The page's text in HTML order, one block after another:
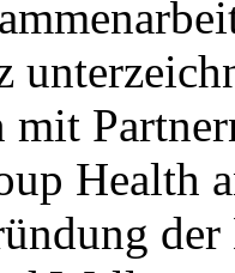
mit
Health